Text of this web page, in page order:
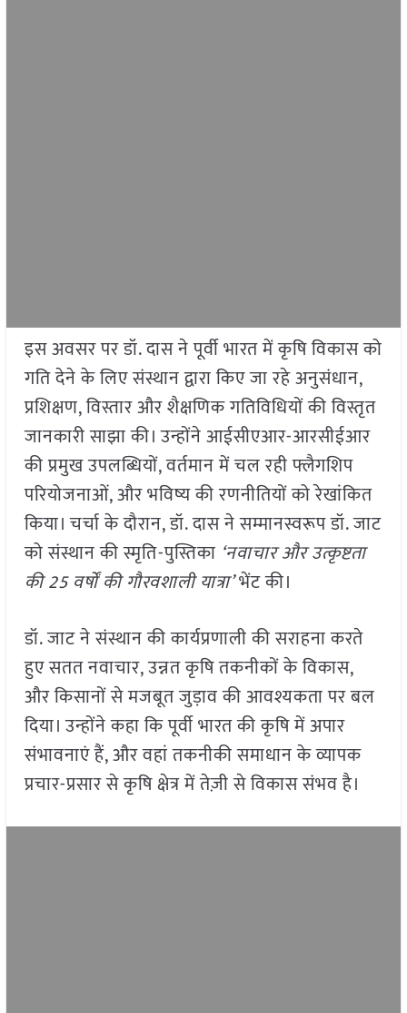
इस अवसर पर डॉ. दास ने पूर्वी भारत में कृषि विकास को
गति देने के लिए संस्थान द्वारा किए जा रहे अनुसंधान,
प्रशिक्षण, विस्तार और शैक्षणिक गतिविधियों की विस्तृत
जानकारी साझा की। उन्होंने आईसीएआर-आरसीईआर
की प्रमुख उपलब्धियों, वर्तमान में चल रही फ्लैगशिप
परियोजनाओं, और भविष्य की रणनीतियों को रेखांकित
किया। चर्चा के दौरान, डॉ. दास ने सम्मानस्वरूप डॉ. जाट
को संस्थान की स्मृति-पुस्तिका ‘नवाचार और उत्कृष्टता
की 25 वर्षों की गौरवशाली यात्रा’भेंट की।
डॉ. जाट ने संस्थान की कार्यप्रणाली की सराहना करते
हुए सतत नवाचार, उन्नत कृषि तकनीकों के विकास,
और किसानों से मजबूत जुड़ाव की आवश्यकता पर बल
दिया। उन्होंने कहा कि पूर्वी भारत की कृषि में अपार
संभावनाएं हैं, और वहां तकनीकी समाधान के व्यापक
प्रचार-प्रसार से कृषि क्षेत्र में तेज़ी से विकास संभव है।